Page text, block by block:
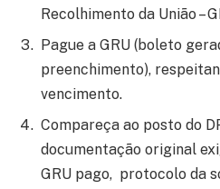
Recolhimento da União –
Pague a GRU (boleto
preenchimento),
vencimento.
Compareça ao posto do
documentação original
GRU pago, protocolo da